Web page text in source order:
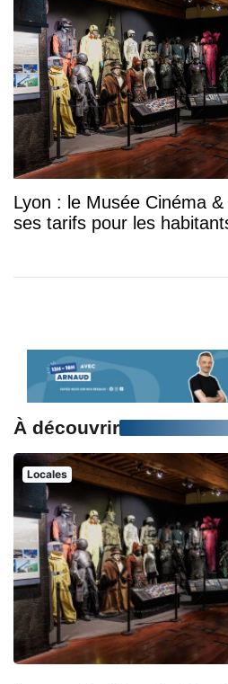
Lyon : le Musée Cinéma
ses tarifs pour les
À découvrir
Locales